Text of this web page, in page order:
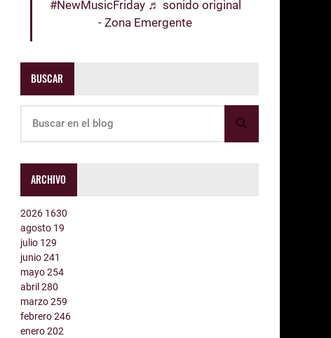
#NewMusicFriday ♬ sonido original
- Zona Emergente
BUSCAR
ARCHIVO
2026 1630
agosto 19
julio 129
junio241
mayo254
abril280
marzo259
febrero246
enero202